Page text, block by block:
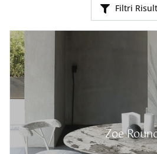
Filtri
Zoe